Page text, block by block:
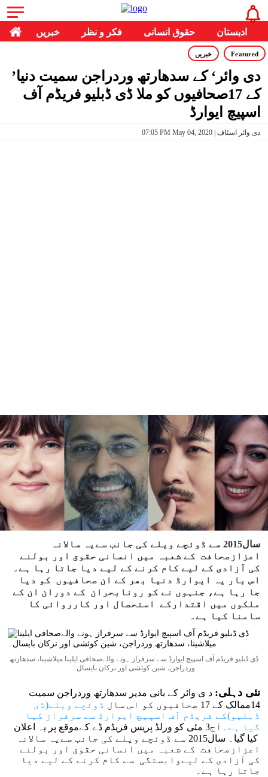
خبریں فکر و نظر حقوق انسانی ادبستان
Featured خبریں
’دی وائر‘ کے سدھارتھ وردراجن سمیت دنیا
کے 17صحافیوں کو ملا ڈی ڈبلیو فریڈم آف
اسپیچ ایوارڈ
07:05 PM May 04, 2020 | دی وائر اسٹاف
سال2015 سے ڈوئچے ویلے کی جانب سےیہ سالانہ
اعزازصحافت کے شعبہ میں انسانی حقوق اور بولنے
کی آزادی کے لیے کام کرنے کے لیے دیا جاتا رہا ہے۔
اس بار یہ ایوارڈ دنیا بھر کے ان صحافیوں کو دیا
جا رہا ہے، جنہوں نے کو رونابحران کے دوران ان کے
ملکوں میں اقتدارکے استحصال اور کارروائی کا
سامنا کیا ہے۔
ڈی ڈبلیو فریڈم آف اسپیچ ایوارڈ سے سرفراز ہونے والےصحافی ایلینا میلاشینا، سدھارتھ
وردراجن، شین کوئشی اور نرکان بایسال۔
نئی دہلی: د ی وائر کے بانی مدیر سدھارتھ وردراجن سمیت
14ممالک کے 17 صحافیوں کو اس سال
ڈوئچے ویلے(ڈی
ڈبلیو)کے فریڈم آف اسپیچ ایوارڈ سے سرفراز کیا
گیا ہے
۔آج3 مئی کو ورلڈ پریس فریڈم ڈے کےموقع پر یہ اعلان
کیا گیا۔ سال2015 سے ڈوئچے ویلے کی جانب سےیہ سالانہ
اعزازصحافت کے شعبہ میں انسانی حقوق اور بولنے
کی آزادی کے لیےوابستگی سے کام کرنے کے لیے دیا
جاتا رہا ہے۔